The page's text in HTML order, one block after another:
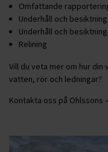
Omfattande
Underhåll och
Underhåll och
Relining
Vill du veta mer om hur
vatten, rör och ledningar?
Kontakta oss på Ohlssons